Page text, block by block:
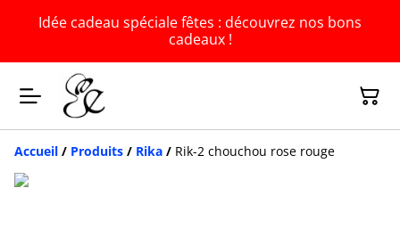
Idée cadeau spéciale fêtes : découvrez nos bons
cadeaux !
Accueil / Produits / Rika / Rik-2 chouchou rose rouge